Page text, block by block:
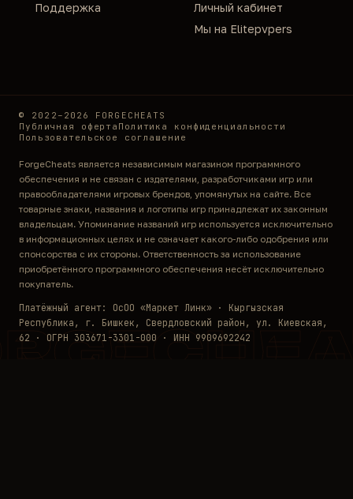
Поддержка
Личный кабинет
Мы на Elitepvpers
© 2022–2026 FORGECHEATS
Публичная оферта Политика конфиденциальности
Пользовательское соглашение
ForgeCheats является независимым магазином программного
обеспечения и не связан с издателями, разработчиками игр или
правообладателями игровых брендов, упомянутых на сайте. Все
товарные знаки, названия и логотипы игр принадлежат их законным
владельцам. Упоминание названий игр используется исключительно
в информационных целях и не означает какого-либо одобрения или
спонсорства с их стороны. Ответственность за использование
приобретённого программного обеспечения несёт исключительно
покупатель.
Платёжный агент: ОсОО «Маркет Линк» · Кыргызская
Республика, г. Бишкек, Свердловский район, ул. Киевская,
62 · ОГРН 303671-3301-000 · ИНН 9909692242